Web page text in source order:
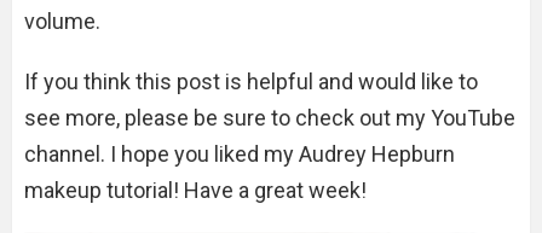
volume.
If you think this post is helpful and would like to
see more, please be sure to check out my YouTube
channel. I hope you liked my Audrey Hepburn
makeup tutorial! Have a great week!